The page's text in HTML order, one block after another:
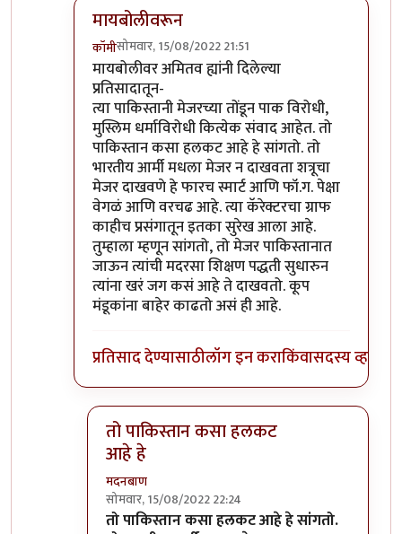
मायबोलीवरून
कॉमीसोमवार, 15/08/2022 21:51
In reply toसहमत.byसौंदाळा (verified= न
मायबोलीवर अमितव ह्यांनी दिलेल्या
प्रतिसादातून-
त्या पाकिस्तानी मेजरच्या तोंडून पाक विरोधी,
मुस्लिम धर्माविरोधी कित्येक संवाद आहेत. तो
पाकिस्तान कसा हलकट आहे हे सांगतो. तो
भारतीय आर्मी मधला मेजर न दाखवता शत्रूचा
मेजर दाखवणे हे फारच स्मार्ट आणि फॉ.ग. पेक्षा
वेगळं आणि वरचढ आहे. त्या कॅरेक्टरचा ग्राफ
काहीच प्रसंगातून इतका सुरेख आला आहे.
तुम्हाला म्हणून सांगतो, तो मेजर पाकिस्तानात
जाऊन त्यांची मदरसा शिक्षण पद्धती सुधारुन
त्यांना खरं जग कसं आहे ते दाखवतो. कूप
मंडूकांना बाहेर काढतो असं ही आहे.
प्रतिसाद देण्यासाठीलॉग इन कराकिंवासदस्य व्हा
तो पाकिस्तान कसा हलकट
आहे हे
मदनबाण
सोमवार, 15/08/2022 22:24
In reply toमायबोलीवरूनbyकॉमी
तो पाकिस्तान कसा हलकट आहे हे सांगतो.